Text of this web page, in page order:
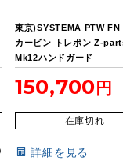
東京)SYSTEMA PTW FN
カービン トレポン Z-
Mk12ハンドガード
150,700
在庫切れ
詳細を見る